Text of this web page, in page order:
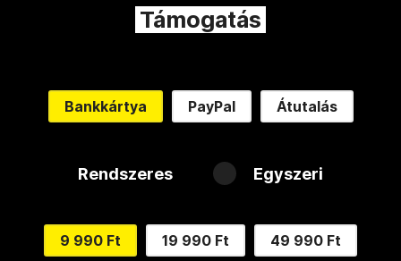
Támogatás
Bankkártya PayPal Átutalás
Rendszeres Egyszeri
9 990 Ft 19 990 Ft 49 990 Ft